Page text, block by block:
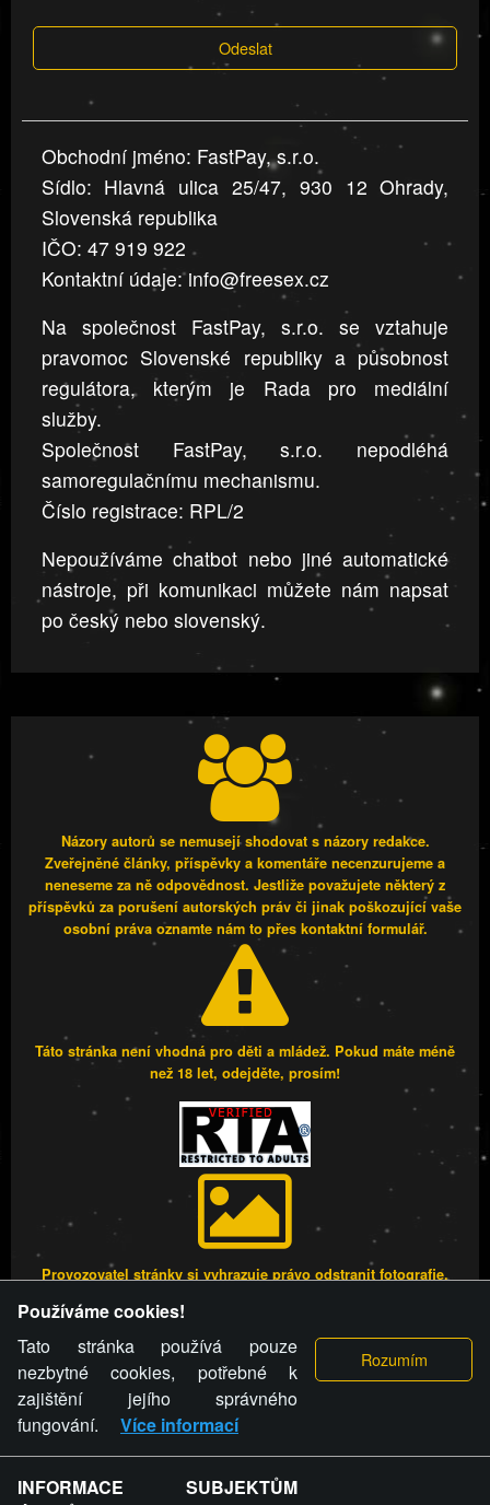
v
nahlášení
jsou
přesná
a
úplná
Odeslat
Obchodní jméno: FastPay, s.r.o.
Sídlo: Hlavná ulica 25/47, 930 12 Ohrady,
Slovenská republika
IČO: 47 919 922
Kontaktní údaje: info@freesex.cz
Na společnost FastPay, s.r.o. se vztahuje
pravomoc Slovenské republiky a působnost
regulátora, kterým je Rada pro mediální
služby.
Společnost FastPay, s.r.o. nepodléhá
samoregulačnímu mechanismu.
Číslo registrace: RPL/2
Nepoužíváme chatbot nebo jiné automatické
nástroje, při komunikaci můžete nám napsat
po český nebo slovenský.
Názory autorů se nemusejí shodovat s názory redakce.
Zveřejněné články, příspěvky a komentáře necenzurujeme a
neneseme za ně odpovědnost. Jestliže považujete některý z
příspěvků za porušení autorských práv či jinak poškozující vaše
osobní práva oznamte nám to přes kontaktní formulář.
Táto stránka není vhodná pro děti a mládež. Pokud máte méně
než 18 let, odejděte, prosím!
Provozovatel stránky si vyhrazuje právo odstranit fotografie,
stránky týče, ani osoba, která umístila fotografii nebo video na
stránku, nemůže z důvodu odstranění fotografie, videa nebo
komentáře pro výše uvedenou okolnost uplatnit vůči
provozovateli stránky žádný nárok na náhradu škody nebo
nemajetkové újmy.
FREESEX.CZ - to je Vaše každodenní dávka
Používáme cookies!
Tato stránka používá pouze
nezbytné cookies, potřebné k
zajištění jejího správného
fungování.
Více informací
INFORMACE SUBJEKTŮM